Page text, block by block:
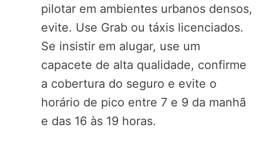
pilotar em ambientes urbanos densos,
evite. Use Grab ou táxis licenciados.
Se insistir em alugar, use um
capacete de alta qualidade, confirme
a cobertura do seguro e evite o
horário de pico entre 7 e 9 da manhã
e das 16 às 19 horas.